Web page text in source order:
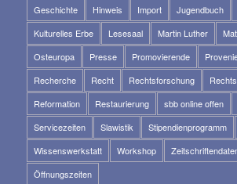
Geschichte
Hinweis Import Jugendbuch
Kulturelles Erbe
Lesesaal Martin Luther
Osteuropa
Presse Promovierende
Recherche
Recht Rechtsforschung
Reformation
Restaurierung sbb online offen
Servicezeiten
Slawistik Stipendienprogramm
Wissenswerkstatt
Workshop
Öffnungszeiten